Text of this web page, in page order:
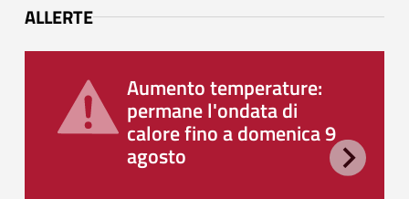
ALLERTE
Aumento temperature:
permane l'ondata di
calore fino a domenica 9
agosto